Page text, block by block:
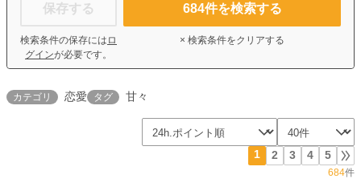
保存する
検索条件の保存には ロ
グインが必要です。
684件を検索する
× 検索条件をクリアする
カテゴリ 恋愛 タグ 甘々
1 2 3 4 5
684件